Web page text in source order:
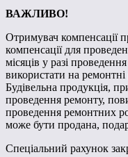
ВАЖЛИВО!
Отримувач компенсації
компенсації для
місяців у разі
використати на ремонтні
Будівельна продукція,
проведення ремонту,
проведення ремонтних
може бути продана,
Спеціальний рахунок